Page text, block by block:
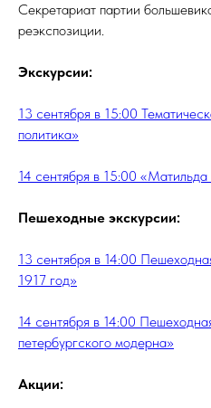
Секретариат партии
реэкспозиции.
Экскурсии:
13 сентября в 15:00
политика»
14 сентября в 15:00
Пешеходные экскурсии:
13 сентября в 14:00
1917 год»
14 сентября в 14:00
петербургского модерна»
Акции: